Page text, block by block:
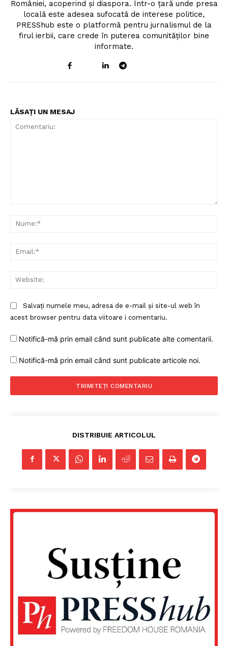
României, acoperind și diaspora. Într-o țară unde presa
locală este adesea sufocată de interese politice,
PRESShub este o platformă pentru jurnalismul de la
firul ierbii, care crede în puterea comunităților bine
informate.
LĂSAȚI UN MESAJ
Salvați numele meu, adresa de e-mail și site-ul web în
acest browser pentru data viitoare i comentariu.
Notifică-mă prin email când sunt publicate alte comentarii.
Notifică-mă prin email când sunt publicate articole noi.
DISTRIBUIE ARTICOLUL